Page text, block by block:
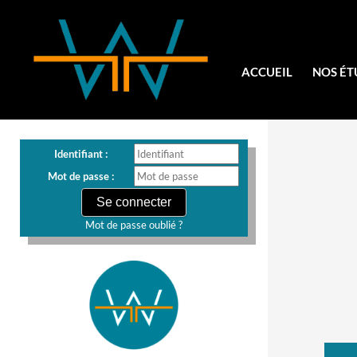
ACCUEIL NOS
Identifiant :
Mot de passe :
Mot de passe oublié ?